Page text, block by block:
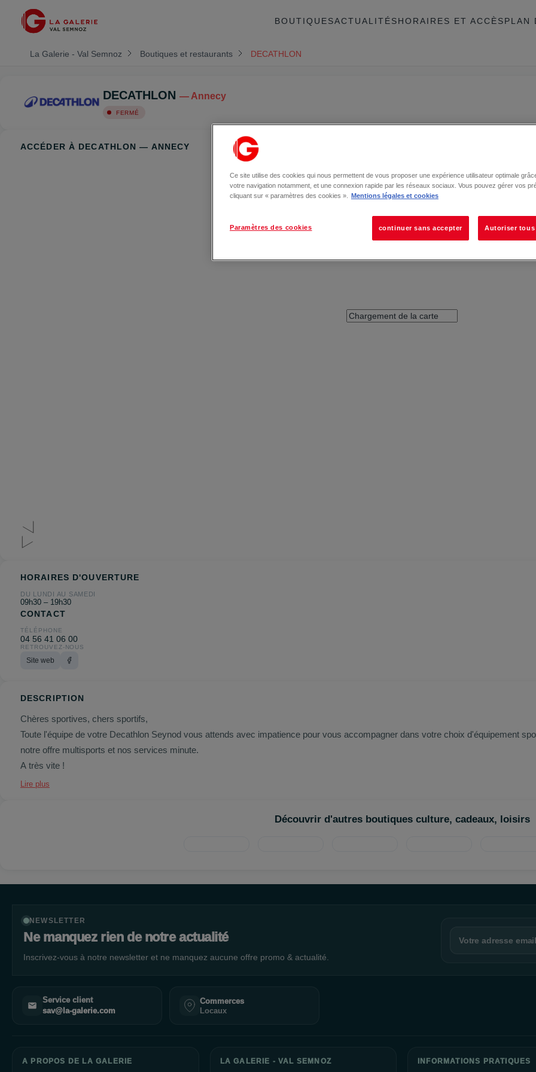
BOUTIQUESACTUALITÉSHORAIRES ET ACCÈSPLAN
La Galerie - Val Semnoz Boutiques et restaurants DECATHLON
DECATHLON — Annecy
FERMÉ
ACCÉDER À DECATHLON — ANNECY
HORAIRES D'OUVERTURE
DU LUNDI AU SAMEDI
09h30 – 19h30
CONTACT
TÉLÉPHONE
04 56 41 06 00
RETROUVEZ-NOUS
Site web
DESCRIPTION
Chères sportives, chers sportifs,
Toute l'équipe de votre Decathlon Seynod vous attends avec impatience pour vous accompagner dans votre choix d'équipement
notre offre multisports et nos services minute.
A très vite !
Lire plus
Découvrir d'autres boutiques culture, cadeaux, loisirs
NEWSLETTER
Ne manquez rien de notre actualité
Inscrivez-vous à notre newsletter et ne manquez aucune offre promo & actualité.
Service client
sav@la-galerie.com
Commerces
Locaux
A PROPOS DE LA GALERIE LA GALERIE - VAL SEMNOZ INFORMATIONS PRATIQUES
Ce site utilise des cookies qui nous permettent de vous proposer une expérience utilisateur optimale
votre navigation notamment, et une connexion rapide par les réseaux sociaux. Vous pouvez gérer vos
cliquant sur « paramètres des cookies ».
Mentions légales et cookies
Paramètres des cookies continuer sans accepter Autoriser